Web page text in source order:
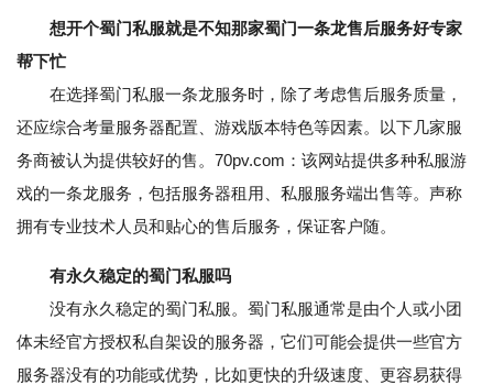
想开个蜀门私服就是不知那家蜀门一条龙售后服务好专家
帮下忙
在选择蜀门私服一条龙服务时，除了考虑售后服务质量，
还应综合考量服务器配置、游戏版本特色等因素。以下几家服
务商被认为提供较好的售。70pv.com：该网站提供多种私服游
戏的一条龙服务，包括服务器租用、私服服务端出售等。声称
拥有专业技术人员和贴心的售后服务，保证客户随。
有永久稳定的蜀门私服吗
没有永久稳定的蜀门私服。蜀门私服通常是由个人或小团
体未经官方授权私自架设的服务器，它们可能会提供一些官方
服务器没有的功能或优势，比如更快的升级速度、更容易获得